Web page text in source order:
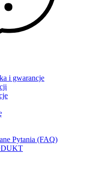
i gwarancje
Pytania (FAQ)